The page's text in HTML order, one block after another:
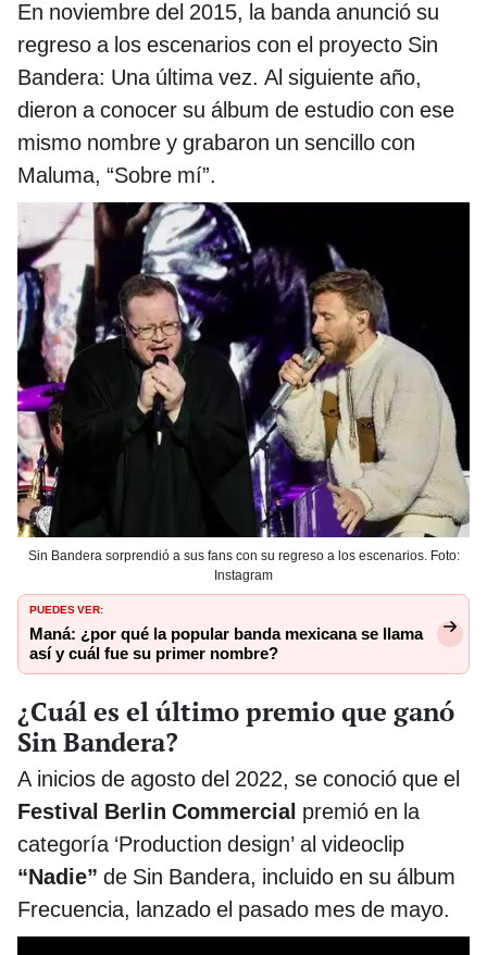
En noviembre del 2015, la banda anunció su
regreso a los escenarios con el proyecto Sin
Bandera: Una última vez. Al siguiente año,
dieron a conocer su álbum de estudio con ese
mismo nombre y grabaron un sencillo con
Maluma, “Sobre mí”.
Sin Bandera sorprendió a sus fans con su regreso a los escenarios. Foto:
Instagram
PUEDES VER:
Maná: ¿por qué la popular banda mexicana se llama
así y cuál fue su primer nombre?
¿Cuál es el último premio que ganó
Sin Bandera?
A inicios de agosto del 2022, se conoció que el
Festival Berlin Commercial premió en la
categoría ‘Production design’ al videoclip
“Nadie” de Sin Bandera, incluido en su álbum
Frecuencia, lanzado el pasado mes de mayo.